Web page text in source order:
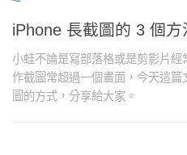
iPhone 長截圖的 3 個方
小蛙不論是寫部落格或是剪影片
作截圖常超過一個畫面，今天這
圖的方式，分享給大家。